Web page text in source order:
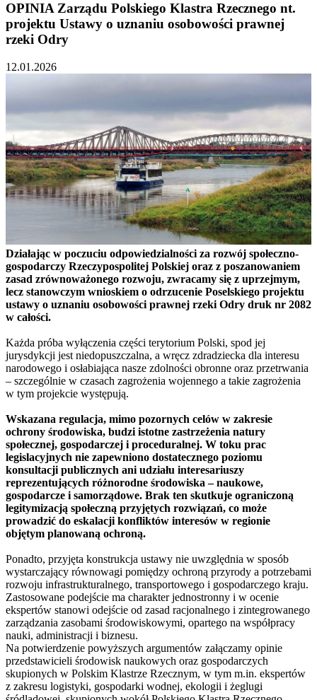
OPINIA Zarządu Polskiego Klastra Rzecznego nt.
projektu Ustawy o uznaniu osobowości prawnej
rzeki Odry
12.01.2026
Działając w poczuciu odpowiedzialności za rozwój społeczno-
gospodarczy Rzeczypospolitej Polskiej oraz z poszanowaniem
zasad zrównoważonego rozwoju, zwracamy się z uprzejmym,
lecz stanowczym wnioskiem o odrzucenie Poselskiego projektu
ustawy o uznaniu osobowości prawnej rzeki Odry druk nr 2082
w całości.
Każda próba wyłączenia części terytorium Polski, spod jej
jurysdykcji jest niedopuszczalna, a wręcz zdradziecka dla interesu
narodowego i osłabiająca nasze zdolności obronne oraz przetrwania
– szczególnie w czasach zagrożenia wojennego a takie zagrożenia
w tym projekcie występują.
Wskazana regulacja, mimo pozornych celów w zakresie
ochrony środowiska, budzi istotne zastrzeżenia natury
społecznej, gospodarczej i proceduralnej. W toku prac
legislacyjnych nie zapewniono dostatecznego poziomu
konsultacji publicznych ani udziału interesariuszy
reprezentujących różnorodne środowiska – naukowe,
gospodarcze i samorządowe. Brak ten skutkuje ograniczoną
legitymizacją społeczną przyjętych rozwiązań, co może
prowadzić do eskalacji konfliktów interesów w regionie
objętym planowaną ochroną.
Ponadto, przyjęta konstrukcja ustawy nie uwzględnia w sposób
wystarczający równowagi pomiędzy ochroną przyrody a potrzebami
rozwoju infrastrukturalnego, transportowego i gospodarczego kraju.
Zastosowane podejście ma charakter jednostronny i w ocenie
ekspertów stanowi odejście od zasad racjonalnego i zintegrowanego
zarządzania zasobami środowiskowymi, opartego na współpracy
nauki, administracji i biznesu.
Na potwierdzenie powyższych argumentów załączamy opinie
przedstawicieli środowisk naukowych oraz gospodarczych
skupionych w Polskim Klastrze Rzecznym, w tym m.in. ekspertów
z zakresu logistyki, gospodarki wodnej, ekologii i żeglugi